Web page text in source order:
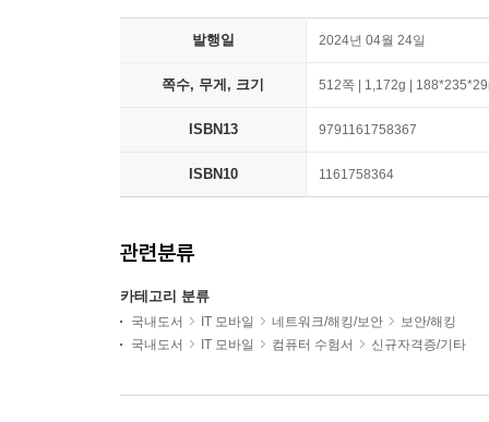
발행일 2024년 04월 24일
쪽수, 무게, 크기 512쪽 | 1,172g |
ISBN13 9791161758367
ISBN10 1161758364
관련분류
카테고리 분류
국내도서 IT 모바일 네트워크/해킹/보안
보안/해킹
국내도서
IT 모바일 컴퓨터 수험서 신규자격증/기타